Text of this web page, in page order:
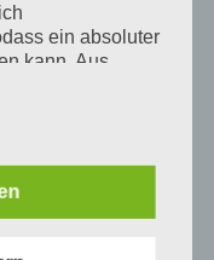
Denken
ein absoluter
kann. Aus
auf